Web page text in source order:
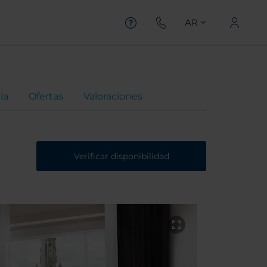
AR
Ofertas Valoraciones
Verificar disponibilidad